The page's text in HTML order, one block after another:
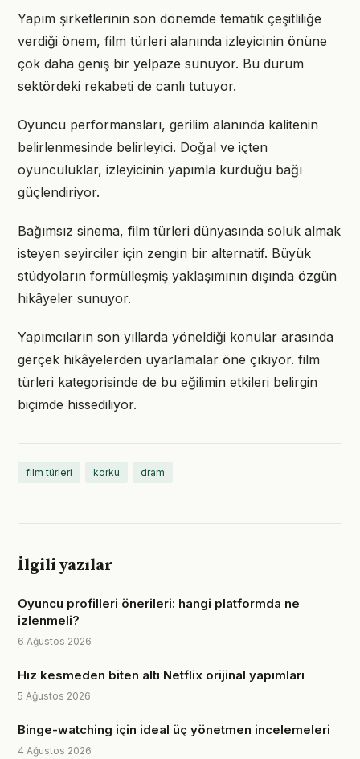
Yapım şirketlerinin son dönemde tematik çeşitliliğe
verdiği önem, film türleri alanında izleyicinin önüne
çok daha geniş bir yelpaze sunuyor. Bu durum
sektördeki rekabeti de canlı tutuyor.
Oyuncu performansları, gerilim alanında kalitenin
belirlenmesinde belirleyici. Doğal ve içten
oyunculuklar, izleyicinin yapımla kurduğu bağı
güçlendiriyor.
Bağımsız sinema, film türleri dünyasında soluk almak
isteyen seyirciler için zengin bir alternatif. Büyük
stüdyoların formülleşmiş yaklaşımının dışında özgün
hikâyeler sunuyor.
Yapımcıların son yıllarda yöneldiği konular arasında
gerçek hikâyelerden uyarlamalar öne çıkıyor. film
türleri kategorisinde de bu eğilimin etkileri belirgin
biçimde hissediliyor.
film türleri korku dram
İlgili yazılar
Oyuncu profilleri önerileri: hangi platformda ne
izlenmeli?
6 Ağustos 2026
Hız kesmeden biten altı Netflix orijinal yapımları
5 Ağustos 2026
Binge-watching için ideal üç yönetmen incelemeleri
4 Ağustos 2026